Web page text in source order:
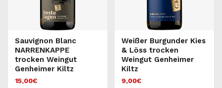
Sauvignon Blanc
NARRENKAPPE
trocken Weingut
Genheimer Kiltz
15,00€
Weißer Burgunder Kies
& Löss trocken
Weingut Genheimer
Kiltz
9,00€